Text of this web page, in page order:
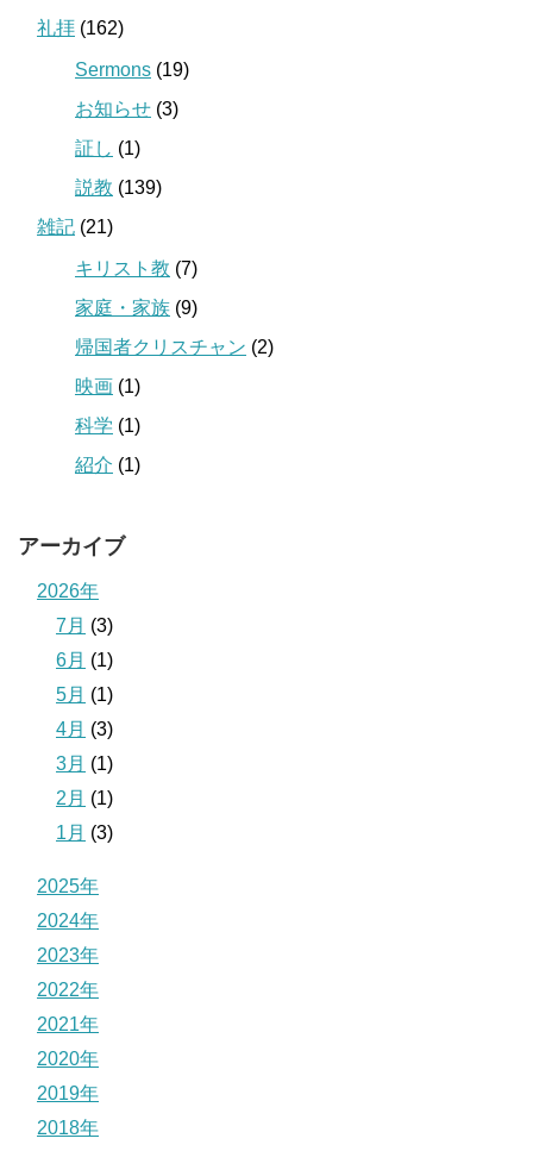
礼拝 (162)
Sermons (19)
お知らせ (3)
証し (1)
説教 (139)
雑記 (21)
キリスト教 (7)
家庭・家族 (9)
帰国者クリスチャン (2)
映画 (1)
科学 (1)
紹介 (1)
アーカイブ
2026年
7月 (3)
6月 (1)
5月 (1)
4月 (3)
3月 (1)
2月 (1)
1月 (3)
2025年
2024年
2023年
2022年
2021年
2020年
2019年
2018年